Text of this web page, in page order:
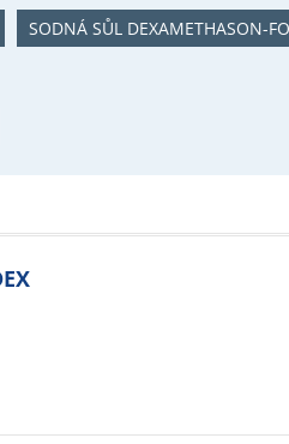
SODNÁ SŮL DEXAMETHASON-